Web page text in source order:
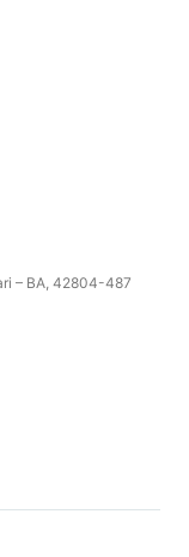
– BA, 42804-487